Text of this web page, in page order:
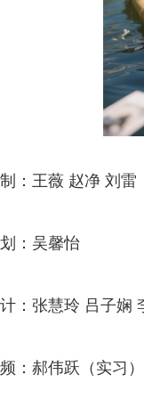
：王薇 赵净 刘雷
：吴馨怡
：张慧玲 吕子娴
：郝伟跃（实习）